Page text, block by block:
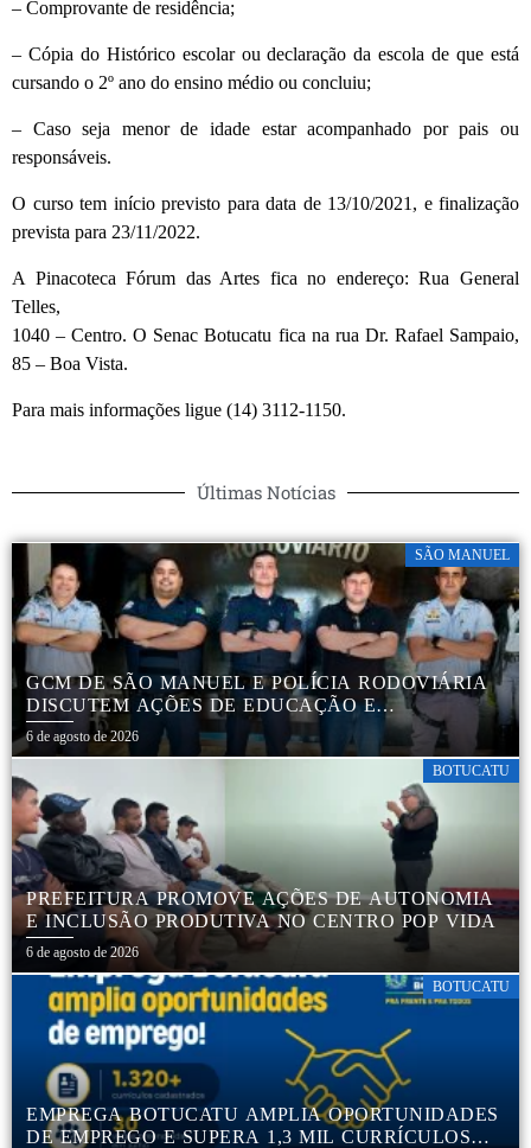
– Comprovante de residência;
– Cópia do Histórico escolar ou declaração da escola de que está
cursando o 2º ano do ensino médio ou concluiu;
– Caso seja menor de idade estar acompanhado por pais ou
responsáveis.
O curso tem início previsto para data de 13/10/2021, e finalização
prevista para 23/11/2022.
A Pinacoteca Fórum das Artes fica no endereço: Rua General
Telles,
1040 – Centro. O Senac Botucatu fica na rua Dr. Rafael Sampaio,
85 – Boa Vista.
Para mais informações ligue (14) 3112-1150.
Últimas Notícias
SÃO MANUEL
GCM DE SÃO MANUEL E POLÍCIA RODOVIÁRIA
DISCUTEM AÇÕES DE EDUCAÇÃO E
SEGURANÇA NO TRÂNSITO
6 de agosto de 2026
BOTUCATU
PREFEITURA PROMOVE AÇÕES DE AUTONOMIA
E INCLUSÃO PRODUTIVA NO CENTRO POP VIDA
6 de agosto de 2026
BOTUCATU
EMPREGA BOTUCATU AMPLIA OPORTUNIDADES
DE EMPREGO E SUPERA 1,3 MIL CURRÍCULOS